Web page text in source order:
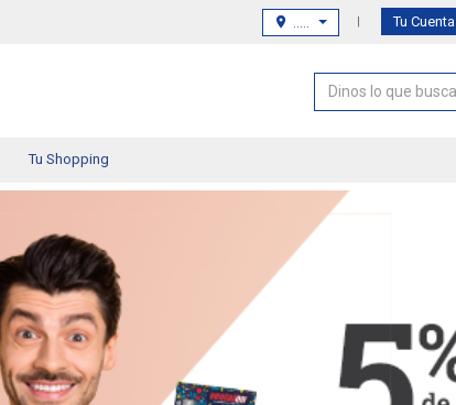
Tu Cuenta
.....
Tu Shopping